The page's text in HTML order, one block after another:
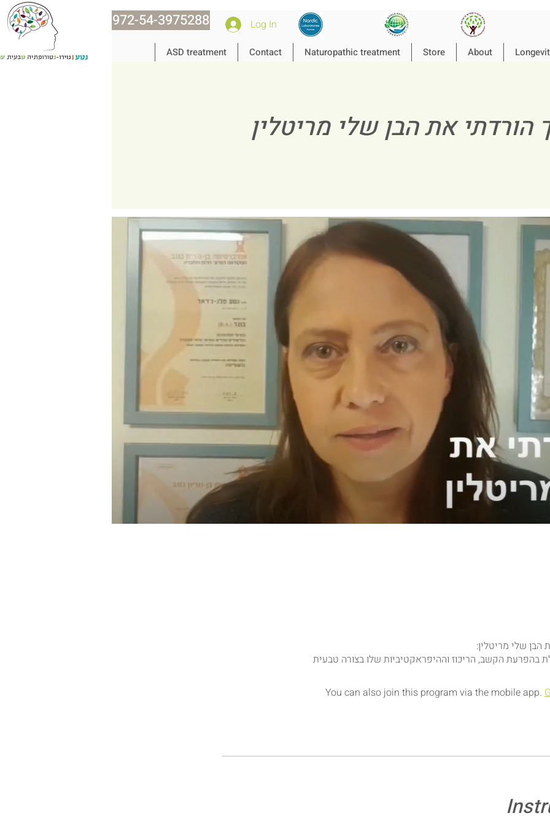
972-54-3975288 Log In
About
Store
Naturopathic treatment
Contact
ASD treatment
הורדתי את הבן שלי מריטלין
בהפרעת הקשב, הריכוז וההיפראקטיביות שלו בצורה טבעית
You can also join this program via the mobile app.